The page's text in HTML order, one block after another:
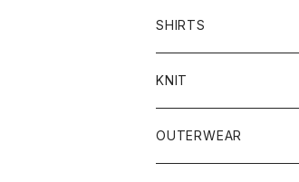
SHIRTS
KNIT
OUTERWEAR